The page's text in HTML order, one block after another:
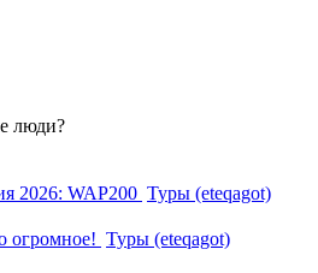
люди?
2026: WAP200 Туры (eteqagot)
огромное! Туры (eteqagot)